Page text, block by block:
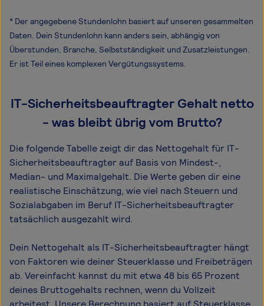
* Der angegebene Stundenlohn basiert auf unseren gesammelten
Daten. Dein Stundenlohn kann anders sein, abhängig von
Überstunden, Branche, Selbstständigkeit und Zusatzleistungen.
Er ist Teil eines komplexen Vergütungssystems.
IT-Sicherheitsbeauftragter Gehalt netto
- was bleibt übrig vom Brutto?
Die folgende Tabelle zeigt dir das Netto­gehalt für IT-
Sicherheitsbeauftragter auf Basis von Mindest-,
Median- und Maximal­gehalt. Die Werte geben dir eine
realistische Einschätzung, wie viel nach Steuern und
Sozialabgaben im Beruf IT-Sicherheitsbeauftragter
tatsächlich ausgezahlt wird.
Dein Nettogehalt als IT-Sicherheitsbeauftragter hängt
von Faktoren wie deiner Steuerklasse und Freibeträgen
ab. Vereinfacht kannst du mit etwa 48 bis 65 Prozent
deines Bruttogehalts rechnen, wenn du Vollzeit